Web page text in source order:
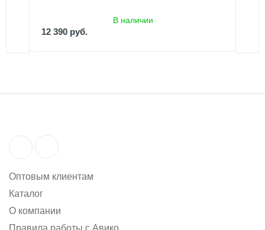
В наличии
12 390 руб.
Оптовым клиентам
Каталог
О компании